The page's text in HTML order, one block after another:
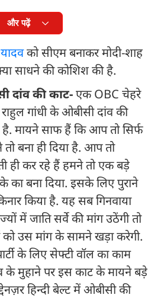
और पढ़ें
को सीएम बनाकर मोदी-शाह
साधने की कोशिश की है.
दांव की काट-एक OBC चेहरे
गांधी के ओबीसी दांव की
मायने साफ हैं कि आप तो सिर्फ
बना ही दिया है. आप तो
ही कर रहे हैं हमने तो एक बड़े
का बना दिया. इसके लिए पुराने
किया है. यह सब गिनवाया
में जाति सर्वे की मांग उठेंगी तो
उस मांग के सामने खड़ा करेगी.
के लिए सेफ्टी वॉल का काम
मुहाने पर इस काट के मायने बड़े
हिन्दी बेल्ट में ओबीसी की